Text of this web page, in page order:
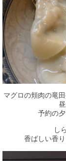
マグロの頬肉の竜
予約の
し
香ばしい香